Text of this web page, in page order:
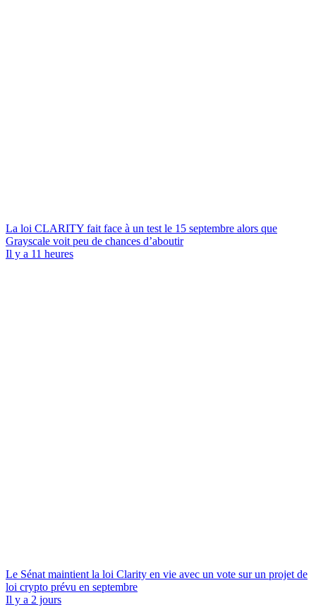
La loi CLARITY fait face à un test le 15 septembre alors que
Grayscale voit peu de chances d’aboutir
Il y a 11 heures
Le Sénat maintient la loi Clarity en vie avec un vote sur un projet de
loi crypto prévu en septembre
Il y a 2 jours